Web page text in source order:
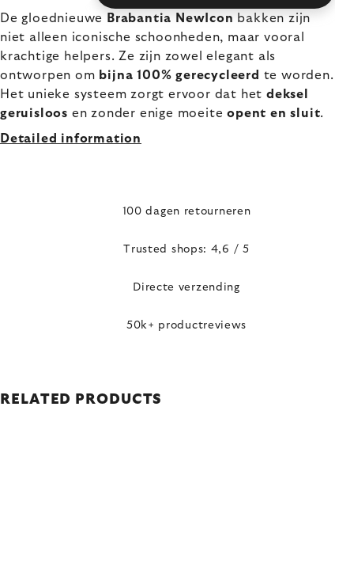
De gloednieuwe Brabantia NewIcon bakken zijn
niet alleen iconische schoonheden, maar vooral
krachtige helpers. Ze zijn zowel elegant als
ontworpen om bijna 100% gerecycleerd te worden.
Het unieke systeem zorgt ervoor dat het deksel
geruisloos en zonder enige moeiteopent en sluit.
Detailed information
100 dagen retourneren
Trusted shops: 4,6 / 5
Directe verzending
50k+ productreviews
RELATED PRODUCTS